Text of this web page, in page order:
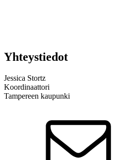
Yhteystiedot
Jessica Stortz
Koordinaattori
Tampereen kaupunki